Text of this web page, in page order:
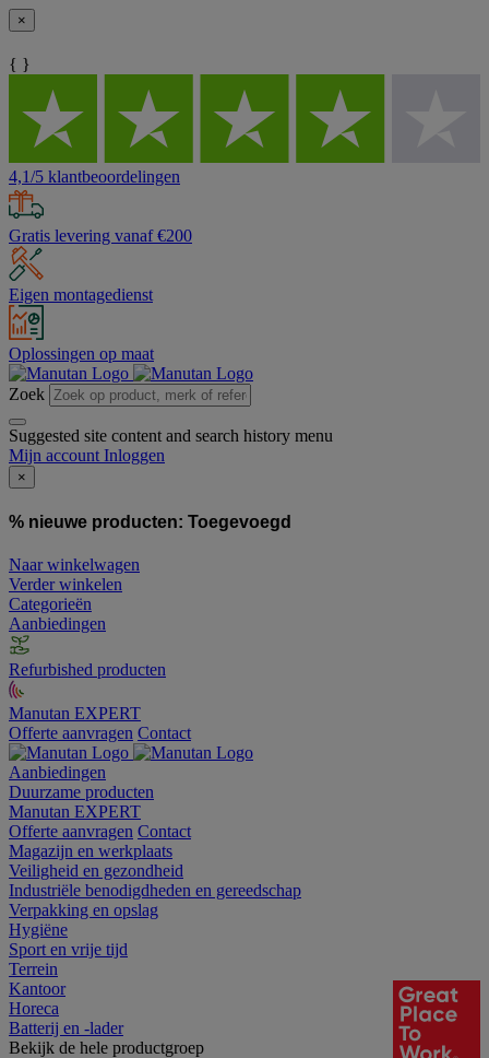
×
{ }
4,1/5 klantbeoordelingen
Gratis levering vanaf €200
Eigen montagedienst
Oplossingen op maat
Zoek
Suggested site content and search history menu
Mijn account Inloggen
×
% nieuwe producten: Toegevoegd
Naar winkelwagen
Verder winkelen
Categorieën
Aanbiedingen
Refurbished producten
Manutan EXPERT
Offerte aanvragen Contact
Aanbiedingen
Duurzame producten
Manutan EXPERT
Offerte aanvragen Contact
Magazijn en werkplaats
Veiligheid en gezondheid
Industriële benodigdheden en gereedschap
Verpakking en opslag
Hygiëne
Sport en vrije tijd
Terrein
Kantoor
Horeca
Batterij en -lader
Bekijk de hele productgroep